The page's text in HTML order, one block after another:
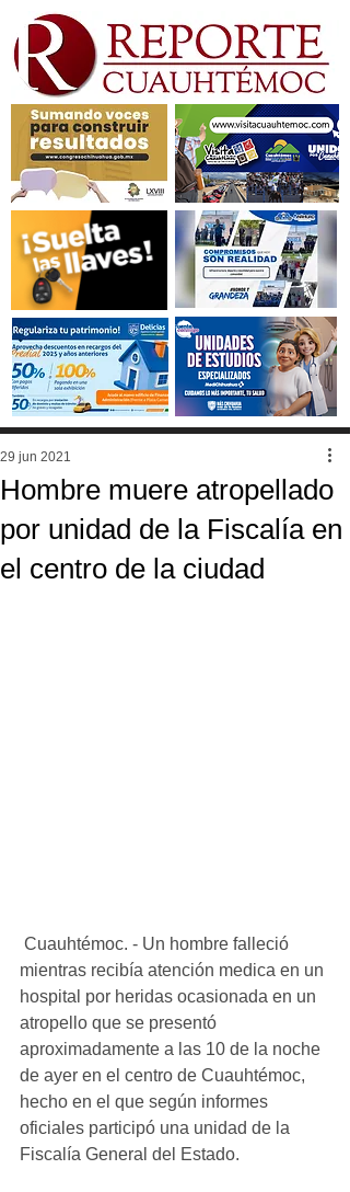
Hombre muere atropellado
por unidad de la Fiscalía en
el centro de la ciudad
29 jun 2021
mientras recibía atención medica en un
hospital por heridas ocasionada en un
atropello que se presentó
aproximadamente a las 10 de la noche
de ayer en el centro de Cuauhtémoc,
hecho en el que según informes
oficiales participó una unidad de la
Fiscalía General del Estado.